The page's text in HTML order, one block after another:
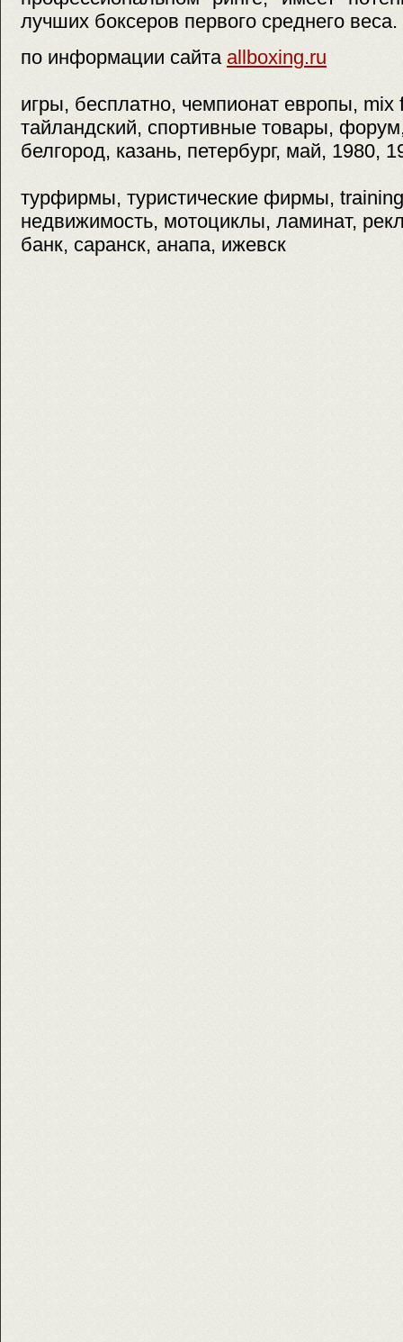
лучших боксеров первого среднего веса.
по информации сайта allboxing.ru
игры, бесплатно, чемпионат европы,
тайландский, спортивные товары,
белгород, казань, петербург, май, 1980,
турфирмы, туристические фирмы,
недвижимость, мотоциклы, ламинат,
банк, саранск, анапа, ижевск